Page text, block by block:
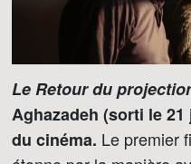
Le Retour du
Aghazadeh (sorti le
du cinéma. Le premier